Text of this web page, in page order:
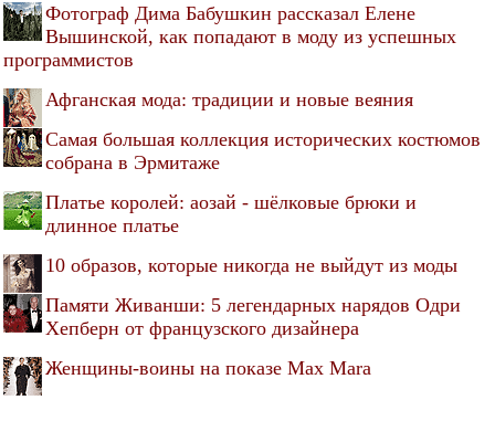
Фотограф Дима Бабушкин рассказал Елене
Вышинской, как попадают в моду из успешных
программистов
Афганская мода: традиции и новые веяния
Самая большая коллекция исторических костюмов
собрана в Эрмитаже
Платье королей: аозай - шёлковые брюки и
длинное платье
10 образов, которые никогда не выйдут из моды
Памяти Живанши: 5 легендарных нарядов Одри
Хепберн от французского дизайнера
Женщины-воины на показе Max Mara